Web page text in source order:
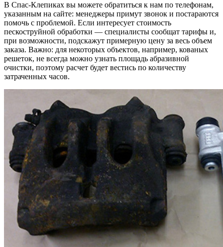
В Спас-Клепиках вы можете обратиться к нам по телефонам,
указанным на сайте: менеджеры примут звонок и постараются
помочь с проблемой. Если интересует стоимость
пескоструйной обработки — специалисты сообщат тарифы и,
при возможности, подскажут примерную цену за весь объем
заказа. Важно: для некоторых объектов, например, кованых
решеток, не всегда можно узнать площадь абразивной
очистки, поэтому расчет будет вестись по количеству
затраченных часов.